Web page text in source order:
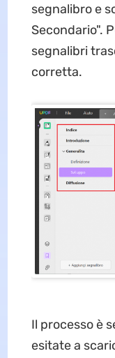
segnalibro e
Secondario".
segnalibri
corretta.
Il processo è
esitate a